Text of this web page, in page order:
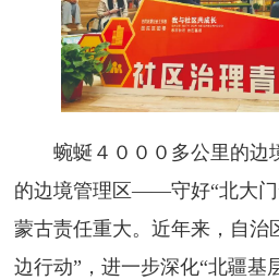
蜿蜒４０００多公里的边
的边境管理区——守好“北大门
蒙古责任重大。近年来，自治
边行动”，进一步深化“北疆基